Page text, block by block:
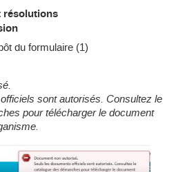
résolutions
du formulaire (1)
sont autorisés. Consultez le
pour télécharger le document